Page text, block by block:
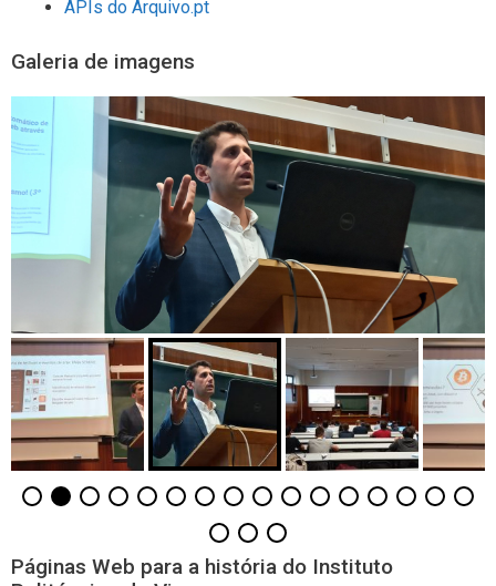
APIs do Arquivo.pt
Galeria de imagens
Páginas Web para a história do Instituto